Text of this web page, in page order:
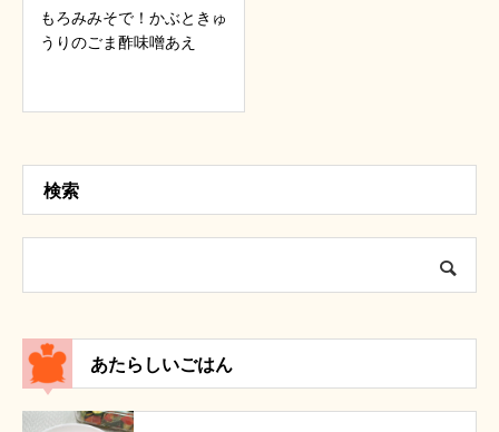
もろみみそで！かぶときゅ
うりのごま酢味噌あえ
検索
あたらしいごはん